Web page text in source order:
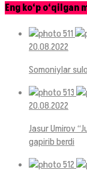
Eng ko‘p o‘qilgan
20.08.2022
Somoniylar
20.08.2022
Jasur Umirov
gapirib berdi